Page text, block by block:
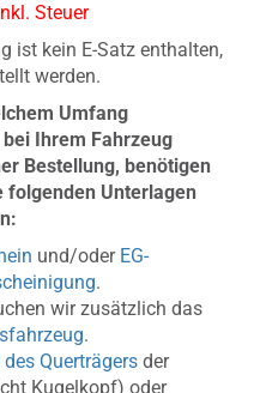
Steuer
ist kein E-Satz enthalten,
werden.
Umfang
Ihrem Fahrzeug
Bestellung, benötigen
folgenden Unterlagen
und/oder EG-
.
wir zusätzlich das
.
Querträgers der
Kugelkopf) oder